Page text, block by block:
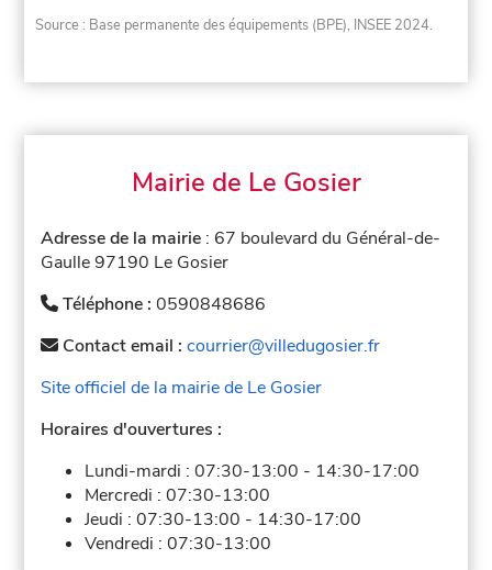
Source : Base permanente des équipements (BPE), INSEE 2024.
Mairie de Le Gosier
Adresse de la mairie : 67 boulevard du Général-de-
Gaulle 97190 Le Gosier
Téléphone :0590848686
Contact email :courrier@villedugosier.fr
Site officiel de la mairie de Le Gosier
Horaires d'ouvertures :
Lundi-mardi :07:30-13:00 - 14:30-17:00
Mercredi :07:30-13:00
Jeudi :07:30-13:00 - 14:30-17:00
Vendredi :07:30-13:00